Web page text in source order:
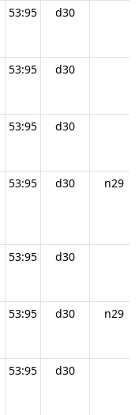
53:95 d30
53:95 d30
53:95 d30
53:95 d30 n29
53:95 d30
53:95 d30 n29
53:95 d30